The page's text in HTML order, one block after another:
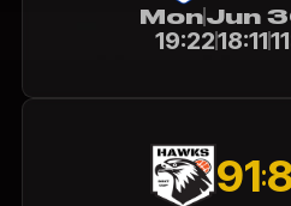
MonJun
19:2218:11
91: